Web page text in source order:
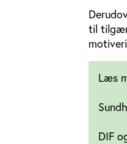
til
Læs
DIF